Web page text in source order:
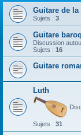
Guitare de la
Sujets : 3
Guitare
Discussion
Sujets : 16
Guitare
Luth
Sujets : 31